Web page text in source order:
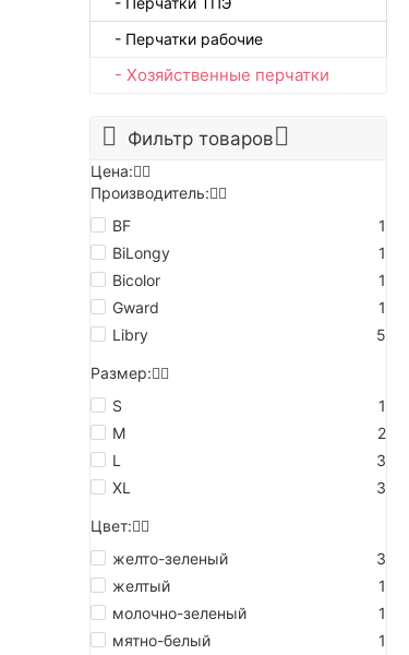
- Перчатки рабочие
- Хозяйственные перчатки
Фильтр товаров
Цена:
Производитель:
BF
1
BiLongy
1
Bicolor
1
Gward
1
Libry
5
Размер:
S
1
M
2
L
3
XL
3
Цвет:
желто-зеленый
3
желтый
1
молочно-зеленый
1
мятно-белый
1